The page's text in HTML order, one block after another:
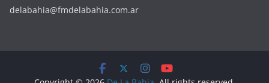
delabahia@fmdelabahia.com.ar